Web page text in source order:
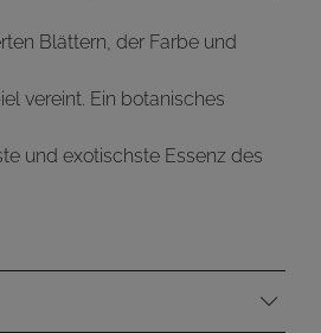
Blättern, der Farbe und
vereint. Ein botanisches
und exotischste Essenz des